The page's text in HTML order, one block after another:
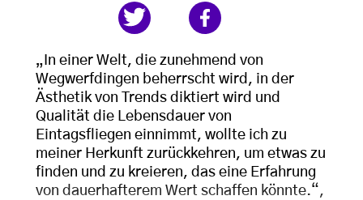
„In einer Welt, die zunehmend von
Wegwerfdingen beherrscht wird, in der
Ästhetik von Trends diktiert wird und
Qualität die Lebensdauer von
Eintagsfliegen einnimmt, wollte ich zu
meiner Herkunft zurückkehren, um etwas zu
finden und zu kreieren, das eine Erfahrung
von dauerhafterem Wert schaffen könnte.“,